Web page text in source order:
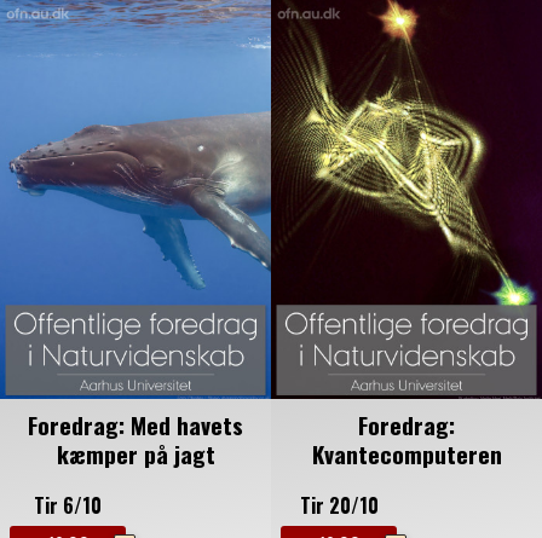
Foredrag: Med havets
kæmper på jagt
Tir 6/10
Foredrag:
Kvantecomputeren
Tir 20/10